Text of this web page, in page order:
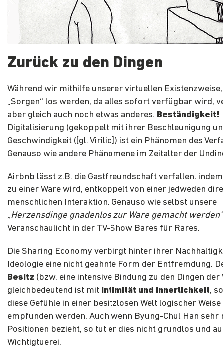
Zurück zu den Dingen
Während wir mithilfe unserer virtuellen
„Sorgen“ los werden, da alles sofort verfügbar wird,
aber gleich auch noch etwas anderes. Beständigkeit!
Digitalisierung (gekoppelt mit ihrer Beschleunigung
Geschwindigkeit ([gl. Virilio]) ist ein Phänomen des
Genauso wie andere Phänomene im Zeitalter der
Airbnb lässt z.B. die Gastfreundschaft verfallen, indem
zu einer Ware wird, entkoppelt von einer jedweden
menschlichen Interaktion. Genauso wie selbst unsere
„Herzensdinge gnadenlos zur Ware gemacht werden“
Veranschaulicht in der TV-Show Bares für Rares.
Die Sharing Economy verbirgt hinter ihrer
Ideologie eine nicht geahnte Form der Entfremdung.
Besitz (bzw. eine intensive Bindung zu den Dingen der
gleichbedeutend ist mit Intimität und Innerlichkeit,
diese Gefühle in einer besitzlosen Welt logischer
empfunden werden. Auch wenn Byung-Chul Han sehr
Positionen bezieht, so tut er dies nicht grundlos und
Wichtigtuerei.